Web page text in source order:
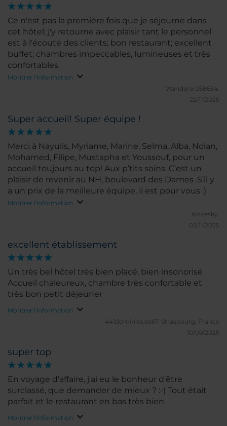
super top
En voyage d'affaire, j'ai eu le bonheur d'être
surclassé, que demander de mieux ? :-) Tout était
parfait et le restaurant en bas très bien
Montrer l'information
rendu notre séjour encore plus appréciable. Nous
reviendrons certainement.
Ce n'est pas la première fois que je séjourne dans
cet hôtel; j'y retourne avec plaisir tant le personnel
est à l'écoute des clients; bon restaurant; excellent
buffet; chambres impeccables, lumineuses et très
confortables.
Montrer l'information
Wanderer268654.
22/11/2025
Super accueil! Super équipe !
Merci à Nayulis, Myriame, Marine, Selma, Alba, Nolan,
Mohamed, Filipe, Mustapha et Youssouf, pour un
accueil toujours au top! Aux p’tits soins .C’est un
plaisir de revenir au NH, boulevard des Dames .S’il y
a un prix de la meilleure équipe, il est pour vous :)
Montrer l'information
alovesky.
03/11/2025
excellent établissement
Un très bel hôtel très bien placé, bien insonorisé
Accueil chaleureux, chambre très confortable et
très bon petit déjeuner
Montrer l'information
441dominiques67. Strasbourg, France
10/09/2025